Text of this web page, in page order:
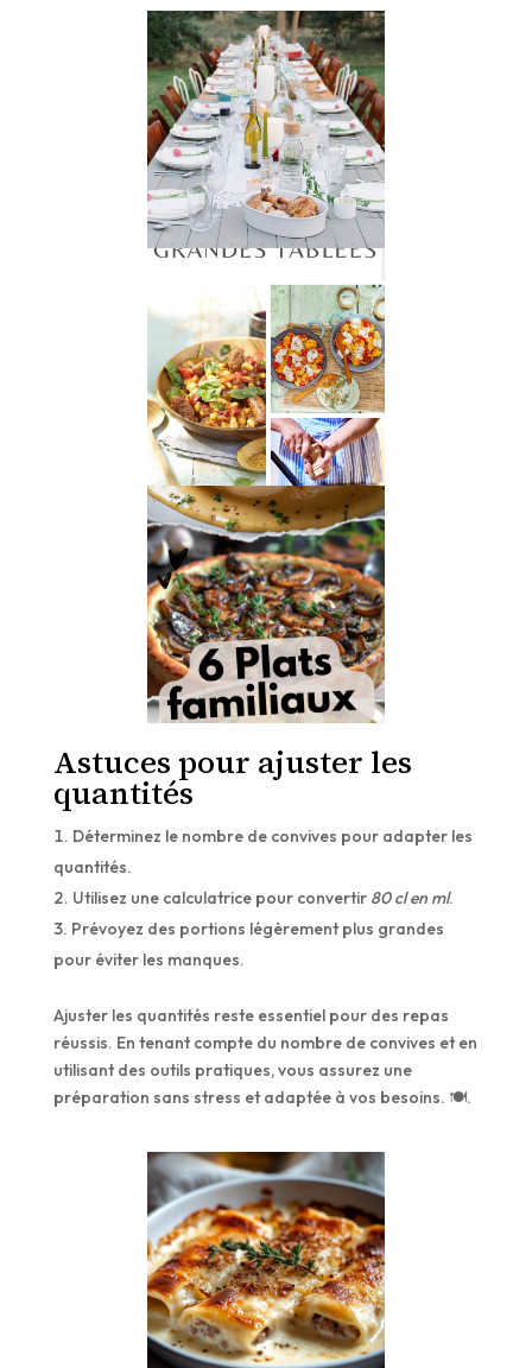
Astuces pour ajuster les
quantités
Déterminez le nombre de convives pour adapter les
quantités.
Utilisez une calculatrice pour convertir 80 cl en ml.
Prévoyez des portions légèrement plus grandes
pour éviter les manques.
Ajuster les quantités reste essentiel pour des repas
réussis. En tenant compte du nombre de convives et en
utilisant des outils pratiques, vous assurez une
préparation sans stress et adaptée à vos besoins. 🍽️.